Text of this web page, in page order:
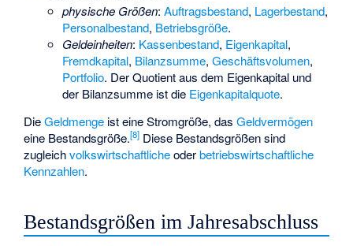
physische Größen:Auftragsbestand, Lagerbestand,
Personalbestand, Betriebsgröße.
Geldeinheiten: Kassenbestand, Eigenkapital,
Fremdkapital, Bilanzsumme,Geschäftsvolumen,
Portfolio. Der Quotient aus dem Eigenkapital und
der Bilanzsumme ist die Eigenkapitalquote.
DieGeldmenge ist eine Stromgröße, dasGeldvermögen
eine Bestandsgröße.[8] Diese Bestandsgrößen sind
zugleichvolkswirtschaftlicheoderbetriebswirtschaftliche
Kennzahlen.
Bestandsgrößen im Jahresabschluss